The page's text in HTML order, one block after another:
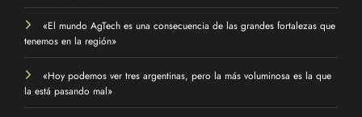
«El mundo AgTech es una consecuencia de las grandes fortalezas que
tenemos en la región»
«Hoy podemos ver tres argentinas, pero la más voluminosa es la que
la está pasando mal»